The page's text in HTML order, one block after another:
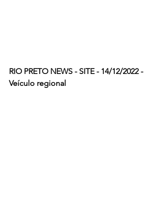
RIO PRETO NEWS - SITE - 14/12/2022 -
Veículo regional